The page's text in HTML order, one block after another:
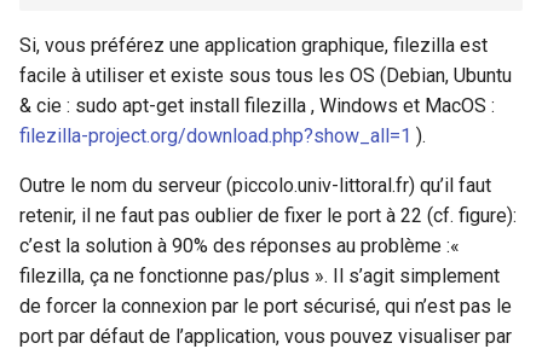
Si, vous préférez une application graphique, filezilla est
facile à utiliser et existe sous tous les OS (Debian, Ubuntu
& cie : sudo apt-get install filezilla , Windows et MacOS :
filezilla-project.org/download.php?show_all=1 ).
Outre le nom du serveur (piccolo.univ-littoral.fr) qu’il faut
retenir, il ne faut pas oublier de fixer le port à 22 (cf. figure):
c’est la solution à 90% des réponses au problème :«
filezilla, ça ne fonctionne pas/plus ». Il s’agit simplement
de forcer la connexion par le port sécurisé, qui n’est pas le
port par défaut de l’application, vous pouvez visualiser par